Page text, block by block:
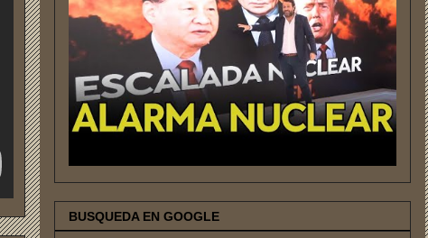
BUSQUEDA EN GOOGLE